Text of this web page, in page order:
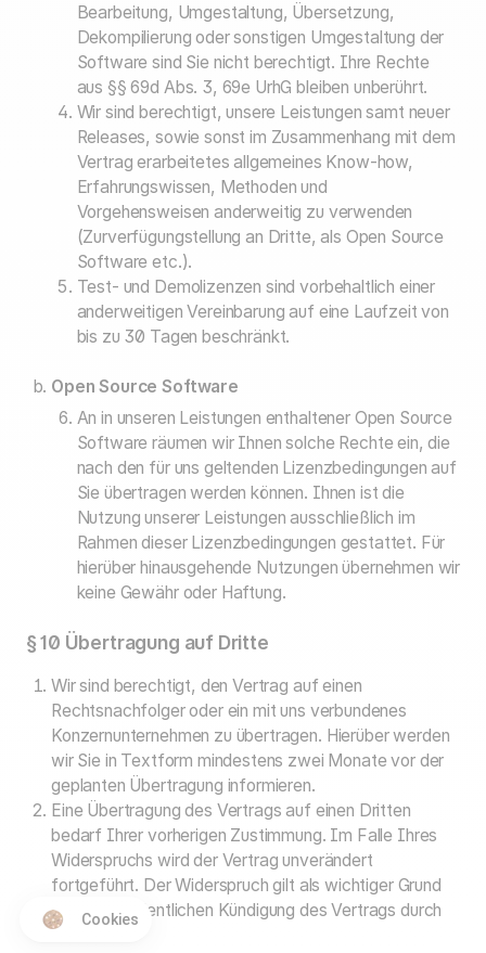
Cookies
Bearbeitung, Umgestaltung, Übersetzung,
Dekompilierung oder sonstigen Umgestaltung der
Software sind Sie nicht berechtigt. Ihre Rechte
aus §§ 69d Abs. 3, 69e UrhG bleiben unberührt.
Wir sind berechtigt, unsere Leistungen samt neuer
Releases, sowie sonst im Zusammenhang mit dem
Vertrag erarbeitetes allgemeines Know-how,
Erfahrungswissen, Methoden und
Vorgehensweisen anderweitig zu verwenden
(Zurverfügungstellung an Dritte, als Open Source
Software etc.).
Test- und Demolizenzen sind vorbehaltlich einer
anderweitigen Vereinbarung auf eine Laufzeit von
bis zu 30 Tagen beschränkt.
Open Source Software
An in unseren Leistungen enthaltener Open Source
Software räumen wir Ihnen solche Rechte ein, die
nach den für uns geltenden Lizenzbedingungen auf
Sie übertragen werden können. Ihnen ist die
Nutzung unserer Leistungen ausschließlich im
Rahmen dieser Lizenzbedingungen gestattet. Für
hierüber hinausgehende Nutzungen übernehmen wir
keine Gewähr oder Haftung.
§ 10 Übertragung auf Dritte
Wir sind berechtigt, den Vertrag auf einen
Rechtsnachfolger oder ein mit uns verbundenes
Konzernunternehmen zu übertragen. Hierüber werden
wir Sie in Textform mindestens zwei Monate vor der
geplanten Übertragung informieren.
Eine Übertragung des Vertrags auf einen Dritten
bedarf Ihrer vorherigen Zustimmung. Im Falle Ihres
Widerspruchs wird der Vertrag unverändert
fortgeführt. Der Widerspruch gilt als wichtiger Grund
zur außerordentlichen Kündigung des Vertrags durch
uns.